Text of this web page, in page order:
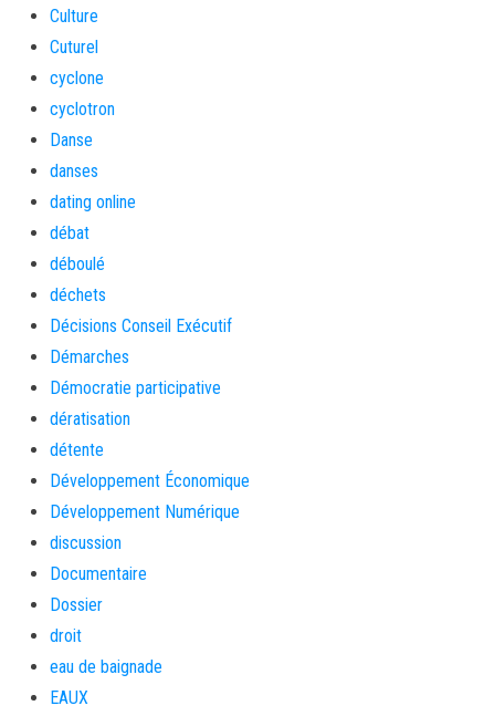
Culture
Cuturel
cyclone
cyclotron
Danse
danses
dating online
débat
déboulé
déchets
Décisions Conseil Exécutif
Démarches
Démocratie participative
dératisation
détente
Développement Économique
Développement Numérique
discussion
Documentaire
Dossier
droit
eau de baignade
EAUX